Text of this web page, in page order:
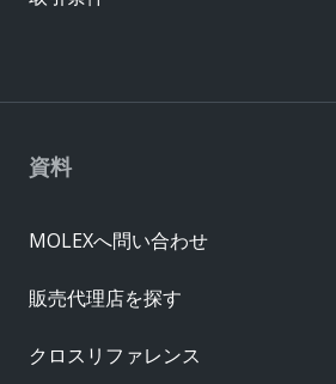
資料
MOLEXへ問い合わせ
販売代理店を探す
クロスリファレンス